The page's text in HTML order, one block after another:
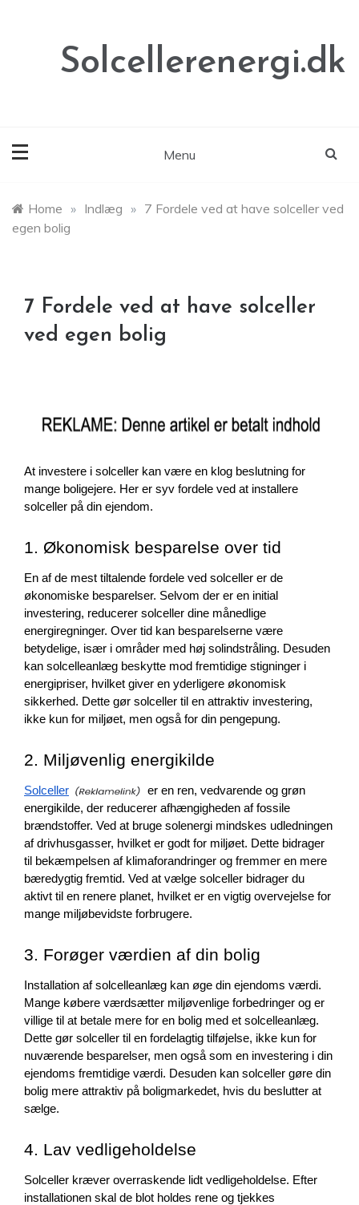
Solcellerenergi.dk
Menu
Home » Indlæg » 7 Fordele ved at have solceller ved
egen bolig
7 Fordele ved at have solceller
ved egen bolig
At investere i solceller kan være en klog beslutning for
mange boligejere. Her er syv fordele ved at installere
solceller på din ejendom.
1. Økonomisk besparelse over tid
En af de mest tiltalende fordele ved solceller er de
økonomiske besparelser. Selvom der er en initial
investering, reducerer solceller dine månedlige
energiregninger. Over tid kan besparelserne være
betydelige, især i områder med høj solindstråling. Desuden
kan solcelleanlæg beskytte mod fremtidige stigninger i
energipriser, hvilket giver en yderligere økonomisk
sikkerhed. Dette gør solceller til en attraktiv investering,
ikke kun for miljøet, men også for din pengepung.
2. Miljøvenlig energikilde
Solceller
er en ren, vedvarende og grøn
energikilde, der reducerer afhængigheden af fossile
brændstoffer. Ved at bruge solenergi mindskes udledningen
af drivhusgasser, hvilket er godt for miljøet. Dette bidrager
til bekæmpelsen af klimaforandringer og fremmer en mere
bæredygtig fremtid. Ved at vælge solceller bidrager du
aktivt til en renere planet, hvilket er en vigtig overvejelse for
mange miljøbevidste forbrugere.
3. Forøger værdien af din bolig
Installation af solcelleanlæg kan øge din ejendoms værdi.
Mange købere værdsætter miljøvenlige forbedringer og er
villige til at betale mere for en bolig med et solcelleanlæg.
Dette gør solceller til en fordelagtig tilføjelse, ikke kun for
nuværende besparelser, men også som en investering i din
ejendoms fremtidige værdi. Desuden kan solceller gøre din
bolig mere attraktiv på boligmarkedet, hvis du beslutter at
sælge.
4. Lav vedligeholdelse
Solceller kræver overraskende lidt vedligeholdelse. Efter
installationen skal de blot holdes rene og tjekkes